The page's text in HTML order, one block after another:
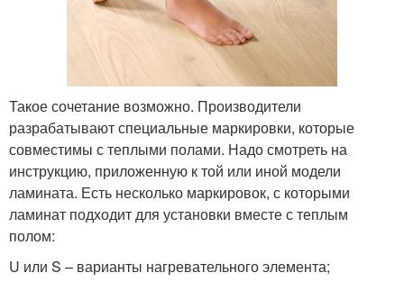
Такое сочетание возможно. Производители
разрабатывают специальные маркировки, которые
совместимы с теплыми полами. Надо смотреть на
инструкцию, приложенную к той или иной модели
ламината. Есть несколько маркировок, с которыми
ламинат подходит для установки вместе с теплым
полом:
U или S – варианты нагревательного элемента;